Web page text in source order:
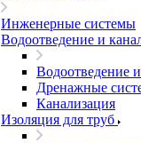
Инженерные системы
Водоотведение и
Водоотведение
Дренажные
Канализация
Изоляция для труб